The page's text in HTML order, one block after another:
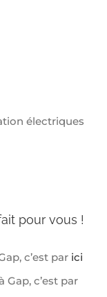
électriques
pour vous !
c’est parici
c’est par